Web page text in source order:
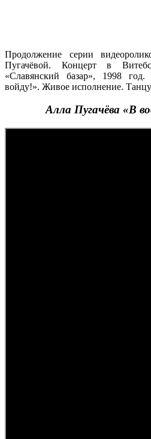
Продолжение серии
Пугачёвой. Концерт в
«Славянский базар», 1998
войду!». Живое исполнение.
Алла Пугачёва «В